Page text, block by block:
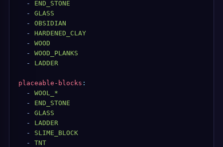
  -
END_STONE
  -
GLASS
  -
OBSIDIAN
  -
HARDENED_CLAY
  -
WOOD
  -
WOOD_PLANKS
  -
LADDER
placeable-blocks :
  -
WOOL_*
  -
END_STONE
  -
GLASS
  -
LADDER
  -
SLIME_BLOCK
  -
TNT